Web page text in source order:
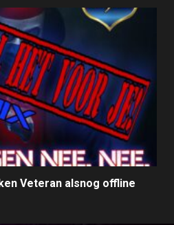
Veteran alsnog offline